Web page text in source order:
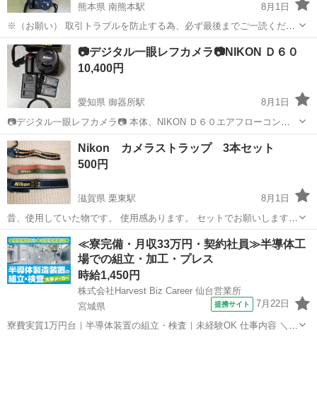
熊本県 南熊本駅
8月1日
※（お願い） 取引トラブルを防止する為、必ず最後までご一読くださ
い。 一眼レフカメラ AF 7点まとめ売り OLYMPUS Nikon MINOLTA
PENTAX Canon ・ジャンク品となります ・動作確認等...
熊本 熊本市 南熊本駅 カメラ PENTAX
📷デジタル一眼レフカメラ📷NIKON Ｄ６０
10,400円
愛知県 御器所駅
8月1日
📷デジタル一眼レフカメラ📷 本体、NIKON Ｄ６０エアフローコント
ロール搭載モデル 撮影枚数13,511枚 試写で若干増える事が有りますが
ご了承ください。 レンズ、NIKON DX AF-S NIKKOR 18-70mm...
愛知 名古屋市 カメラ
デジタル一眼レフカメラ
Nikon カメラストラップ 3本セット
500円
滋賀県 栗東駅
8月1日
昔、使用していた物です。 使用感あります。 セットでお願いします。
平日の夜は、栗東〜守山〜堅田でお引渡し出来ます。
滋賀 栗東市 栗東駅 カメラ Nikon
≪寮完備・月収33万円・契約社員≫半導体工
場での組立・加工・プレス
時給1,450円
株式会社Harvest Biz Career 仙台営業所
宮城県
提携サイト 7月22日
寮費実質1万円台｜半導体装置の組立・検査｜未経験OK 仕事内容 ＼半